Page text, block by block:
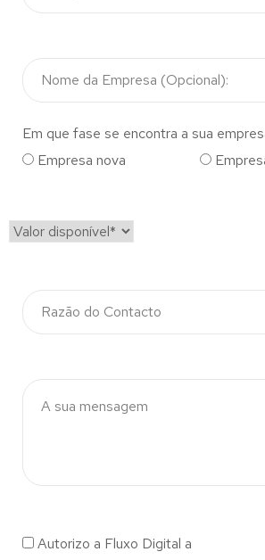
Em que fase se encontra a sua
Empresa nova
Autorizo a Fluxo Digital a